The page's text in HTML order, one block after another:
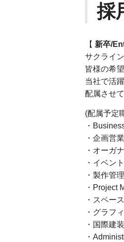
採
【 新卒/
サクライ
皆様の希
当社で活
配属させ
(配属予定
・
・企画営
・オーガ
・イベン
・製作管
・Project
・スペー
・グラフ
・国際建
・